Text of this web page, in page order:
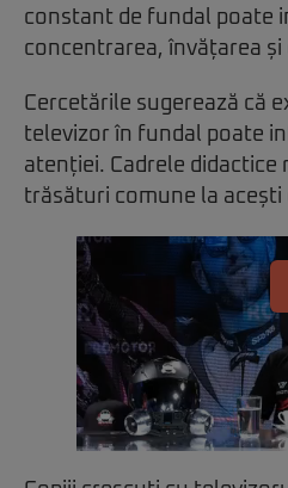
constant de fundal poate
concentrarea, învățarea
Cercetările sugerează că
televizor în fundal poate
atenției. Cadrele
trăsături comune la acești